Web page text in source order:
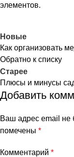
элементов.
Новые
Как организовать
Обратно к списку
Старее
Плюсы и минусы
Добавить
Ваш адрес email не
помечены *
Комментарий *